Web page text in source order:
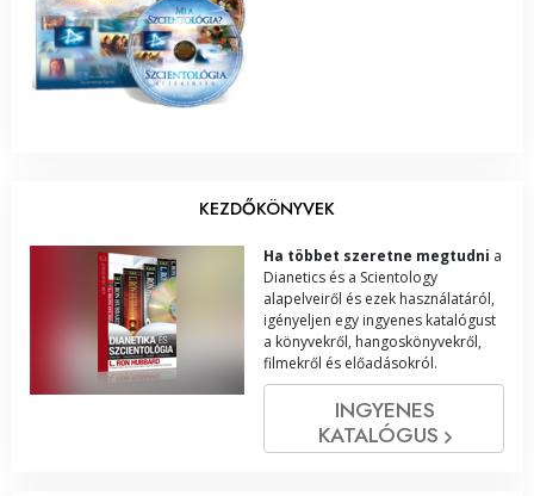
KEZDŐKÖNYVEK
Ha többet szeretne megtudni a
Dianetics és a Scientology
alapelveiről és ezek használatáról,
igényeljen egy ingyenes katalógust
a könyvekről, hangoskönyvekről,
filmekről és előadásokról.
INGYENES
KATALÓGUS